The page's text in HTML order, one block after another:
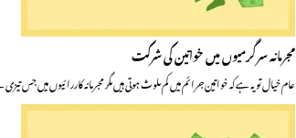
مجرمانہ سرگرمیوں میں خواتین کی شرکت
عام خیال تو یہ ہے کہ خواتین جرائم میں کم ملوث ہوتی ہیں مگر مجرمانہ کاررائیوں میں جس